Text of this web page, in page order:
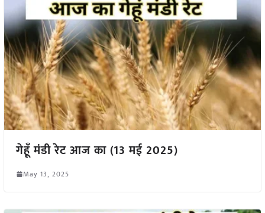
गेहूँ मंडी रेट आज का (13 मई 2025)
May 13, 2025